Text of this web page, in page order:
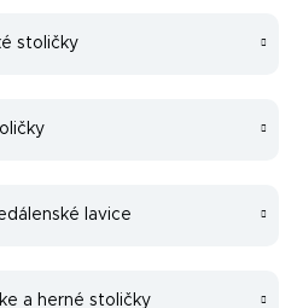
stoličky
lavice
a herné stoličky